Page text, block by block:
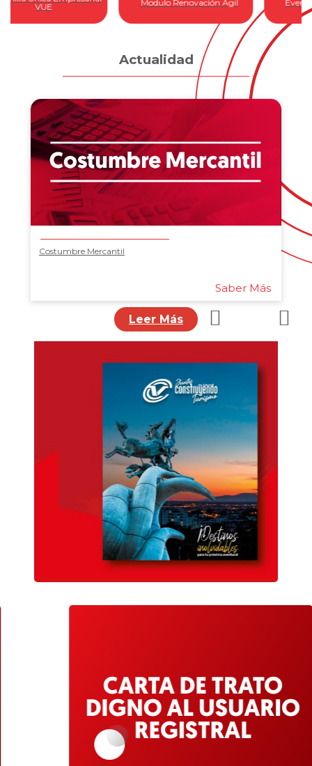
Modulo Renovación Ágil Eventos y capacitaciones
Actualidad
Costumbre Mercantil
Saber Más
Leer Más